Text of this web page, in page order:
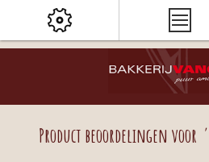
Product beoordelingen voor